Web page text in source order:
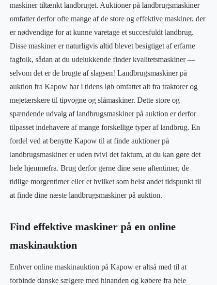
maskiner tiltænkt landbruget. Auktioner på landbrugsmaskiner
omfatter derfor ofte mange af de store og effektive maskiner, der
er nødvendige for at kunne varetage et succesfuldt landbrug.
Disse maskiner er naturligvis altid blevet besigtiget af erfarne
fagfolk, sådan at du udelukkende finder kvalitetsmaskiner —
selvom det er de brugte af slagsen! Landbrugsmaskiner på
auktion fra Kapow har i tidens løb omfattet alt fra traktorer og
mejetærskere til tipvogne og slåmaskiner. Dette store og
spændende udvalg af landbrugsmaskiner på auktion er derfor
tilpasset indehavere af mange forskellige typer af landbrug. En
fordel ved at benytte Kapow til at finde auktioner på
landbrugsmaskiner er uden tvivl det faktum, at du kan gøre det
hele hjemmefra. Brug derfor gerne dine sene aftentimer, de
tidlige morgentimer eller et hvilket som helst andet tidspunkt til
at finde dine næste landbrugsmaskiner på auktion.
Find effektive maskiner på en online
maskinauktion
Enhver online maskinauktion på Kapow er altså med til at
forbinde danske sælgere med hinanden og købere fra hele